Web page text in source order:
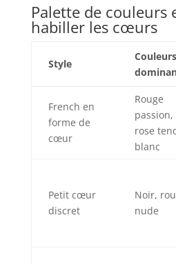
Palette de couleurs
habiller les cœurs
Style
Couleurs
French en
forme de
cœur
Rouge
passion,
rose
blanc
Petit cœur
discret
Noir,
nude